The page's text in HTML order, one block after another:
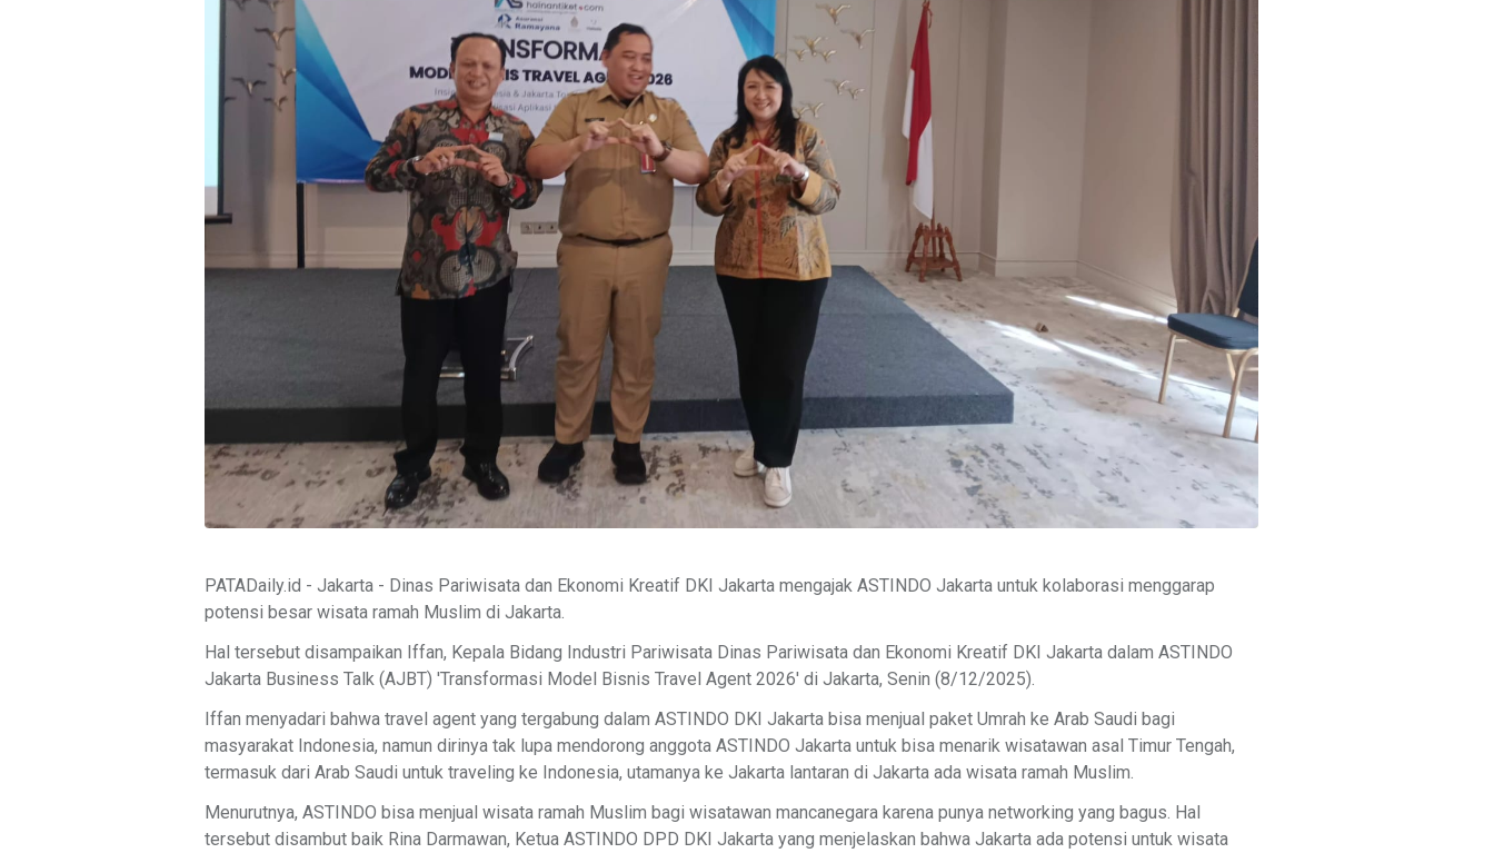
PATADaily.id - Jakarta - Dinas Pariwisata dan Ekonomi Kreatif DKI Jakarta mengajak ASTINDO Jakarta untuk kolaborasi menggarap
potensi besar wisata ramah Muslim di Jakarta.
Hal tersebut disampaikan Iffan, Kepala Bidang Industri Pariwisata Dinas Pariwisata dan Ekonomi Kreatif DKI Jakarta dalam ASTINDO
Jakarta Business Talk (AJBT) 'Transformasi Model Bisnis Travel Agent 2026' di Jakarta, Senin (8/12/2025).
Iffan menyadari bahwa travel agent yang tergabung dalam ASTINDO DKI Jakarta bisa menjual paket Umrah ke Arab Saudi bagi
masyarakat Indonesia, namun dirinya tak lupa mendorong anggota ASTINDO Jakarta untuk bisa menarik wisatawan asal Timur Tengah,
termasuk dari Arab Saudi untuk traveling ke Indonesia, utamanya ke Jakarta lantaran di Jakarta ada wisata ramah Muslim.
Menurutnya, ASTINDO bisa menjual wisata ramah Muslim bagi wisatawan mancanegara karena punya networking yang bagus. Hal
tersebut disambut baik Rina Darmawan, Ketua ASTINDO DPD DKI Jakarta yang menjelaskan bahwa Jakarta ada potensi untuk wisata